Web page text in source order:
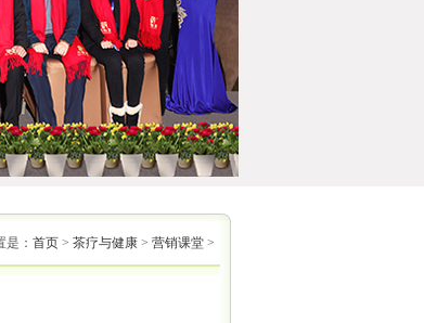
： 首页> 茶疗与健康> 营销课堂>